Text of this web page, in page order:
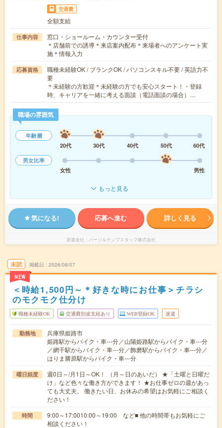
交通費
全額支給
仕事内容
窓口・ショールーム・カウンター受付
＊店舗前での誘導＊来店案内配布＊来場者へのアンケート実
施＊情報入力
応募資格
職種未経験OK / ブランクOK / パソコンスキル不要 / 英語力不
要
＊未経験の方歓迎＊未経験の方でも安心スタート！・登録
時、キャリアを一緒に考える面談（電話面談の場合）…
職場の雰囲気
年齢層
20代
30代 40代 50代
60代
男女比率
女性
男性
もっと見る
気になる! 応募へ進む 詳しく見る
派遣会社 パーソルテンプスタッフ株式会社
未読
NEW
掲載日 2026/08/07
＜時給1,500円～＊好きな時にお仕事＞チラシ
のモクモク仕分け
職種未経験OK 交通費別途支給あり WEB登録OK 派遣
勤務地
兵庫県姫路市
姫路駅からバイク・車---分／山陽姫路駅からバイク・車---分
／網干駅からバイク・車---分／飾磨駅からバイク・車---分／
はりま勝原駅からバイク・車---分
曜日頻度
週0日～/月1日～OK！ （月～日のあいだ） ★「土曜と日曜だ
け」など色々な働き方ができます！ ★お仕事ゼロの週があっ
ても大丈夫。 働きたい日、お休みの希望はお気軽にご相談く
ださい！
時間
9:00～17:0010:00～19:00 など■ 他の時間帯もお気軽にご
相談ください！